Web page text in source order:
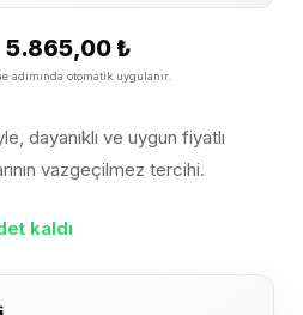
5.865,00 ₺
adımında otomatik uygulanır.
dayanıklı ve uygun fiyatlı
vazgeçilmez tercihi.
kaldı